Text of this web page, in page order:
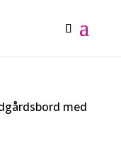
med